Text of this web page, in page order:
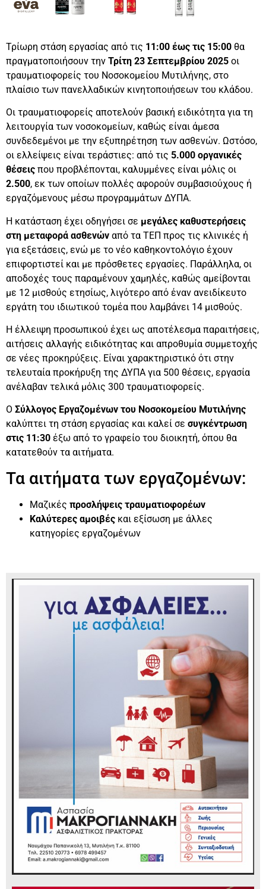
Τρίωρη στάση εργασίας από τις 11:00 έως τις 15:00 θα
πραγματοποιήσουν την Τρίτη 23 Σεπτεμβρίου 2025 οι
τραυματιοφορείς του Νοσοκομείου Μυτιλήνης, στο
πλαίσιο των πανελλαδικών κινητοποιήσεων του κλάδου.
Οι τραυματιοφορείς αποτελούν βασική ειδικότητα για τη
λειτουργία των νοσοκομείων, καθώς είναι άμεσα
συνδεδεμένοι με την εξυπηρέτηση των ασθενών. Ωστόσο,
οι ελλείψεις είναι τεράστιες: από τις 5.000 οργανικές
θέσεις που προβλέπονται, καλυμμένες είναι μόλις οι
2.500, εκ των οποίων πολλές αφορούν συμβασιούχους ή
εργαζόμενους μέσω προγραμμάτων ΔΥΠΑ.
Η κατάσταση έχει οδηγήσει σε μεγάλες καθυστερήσεις
στη μεταφορά ασθενών από τα ΤΕΠ προς τις κλινικές ή
για εξετάσεις, ενώ με το νέο καθηκοντολόγιο έχουν
επιφορτιστεί και με πρόσθετες εργασίες. Παράλληλα, οι
αποδοχές τους παραμένουν χαμηλές, καθώς αμείβονται
με 12 μισθούς ετησίως, λιγότερο από έναν ανειδίκευτο
εργάτη του ιδιωτικού τομέα που λαμβάνει 14 μισθούς.
Η έλλειψη προσωπικού έχει ως αποτέλεσμα παραιτήσεις,
αιτήσεις αλλαγής ειδικότητας και απροθυμία συμμετοχής
σε νέες προκηρύξεις. Είναι χαρακτηριστικό ότι στην
τελευταία προκήρυξη της ΔΥΠΑ για 500 θέσεις, εργασία
ανέλαβαν τελικά μόλις 300 τραυματιοφορείς.
Ο Σύλλογος Εργαζομένων του Νοσοκομείου Μυτιλήνης
καλύπτει τη στάση εργασίας και καλεί σε συγκέντρωση
στις 11:30 έξω από το γραφείο του διοικητή, όπου θα
κατατεθούν τα αιτήματα.
Τα αιτήματα των εργαζομένων:
Μαζικές προσλήψεις τραυματιοφορέων
Καλύτερες αμοιβές και εξίσωση με άλλες
κατηγορίες εργαζομένων